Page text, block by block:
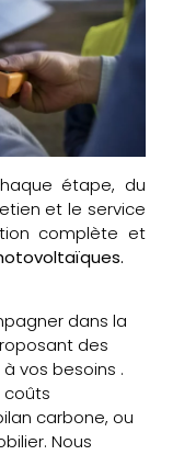
étape, du
et le service
complète et
dans la
des
vos besoins .
coûts
carbone, ou
Nous